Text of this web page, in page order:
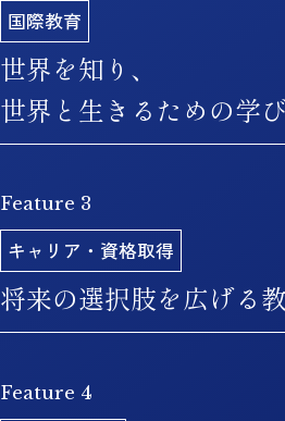
見据えて進化し続ける「全
所属学部での学びを補完す
知識や視野、豊かな人間性
としています。
国際教育
世界を知り、
世界と生きるための学び
建学当初から、世界市民と
素養・資質を磨くグローバ
た関西学院大学。海外に
ムや、キャンパス内外で留
Feature 3
キャリア・資格取得
将来の選択肢を広げる
学生一人ひとりの「真に豊
Feature 4